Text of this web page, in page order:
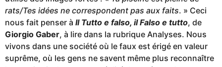
rats/Tes idées ne correspondent pas aux faits. » Ceci
nous fait penser à Il Tutto e falso, il Falso e tutto, de
Giorgio Gaber, à lire dans la rubrique Analyses. Nous
vivons dans une société où le faux est érigé en valeur
suprême, où les gens ne savent même plus reconnaître